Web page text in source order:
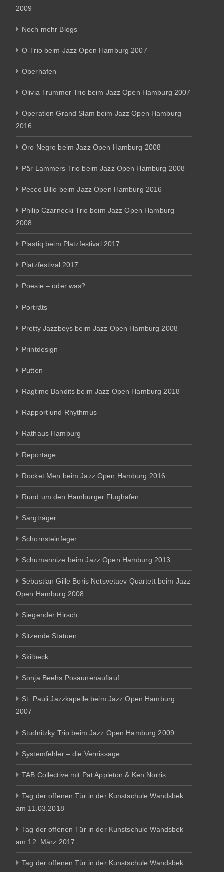
2009
Noch mehr Blogs
O-Trio beim Jazz Open Hamburg 2007
Oberhafen
Olivia Trummer Trio beim Jazz Open Hamburg 2007
Operation Grand Slam beim Jazz Open Hamburg
2016
Oro Negro beim Jazz Open Hamburg 2008
Pär Lammers Trio beim Jazz Open Hamburg 2008
Pecco Billo beim Jazz Open Hamburg 2016
Philip Czarnecki Trio beim Jazz Open Hamburg
2008
Plastiq beim Platzfestival 2017
Platzfestival 2017
Poesie – oder was?
Porträts
Pretty Jazzboys beim Jazz Open Hamburg 2008
Printdesign
Putten
Ragtime Bandits beim Jazz Open Hamburg 2018
Rapport und Rhythmus
Rathaus Hamburg
Reportage
Rocket Men beim Jazz Open Hamburg 2016
Rund um den Hamburger Flughafen
Sargträger
Schornsteinfeger
Schumannize beim Jazz Open Hamburg 2013
Sebastian Gille Boris Netsvetaev Quartett beim Jazz
Open Hamburg 2008
Siegender Hirsch
Sitzende Statuen
Skilbeck
Sonja Beehs Posaunenauflauf
St. Pauli Jazzkapelle beim Jazz Open Hamburg
2007
Studnitzky Trio beim Jazz Open Hamburg 2009
Systemfehler – die Vernissage
TAB Collective mit Pat Appleton & Ken Norris
Tag der offenen Tür in der Kunstschule Wandsbek
am 11.03.2018
Tag der offenen Tür in der Kunstschule Wandsbek
am 12. März 2017
Tag der offenen Tür in der Kunstschule Wandsbek